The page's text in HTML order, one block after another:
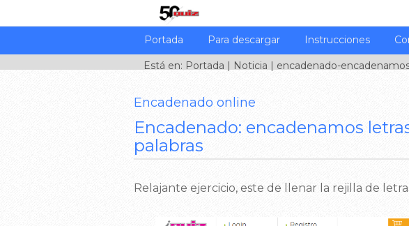
Portada Para descargar Instrucciones
Está en: Portada | Noticia | encadenado-
Encadenado online
Encadenado: encadenamos
palabras
Relajante ejercicio, este de llenar la rejilla de